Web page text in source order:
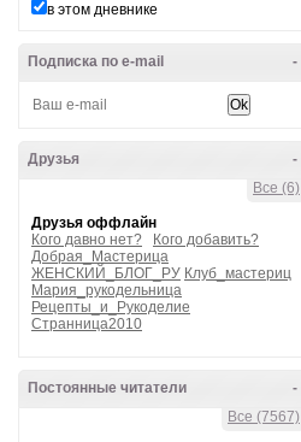
в этом дневнике
-
Подписка по e-mail
-
Друзья
Все (6)
Друзья оффлайн
Кого давно нет?
Кого добавить?
Добрая_Мастерица
ЖЕНСКИЙ_БЛОГ_РУ Клуб_мастериц
Мария_рукодельница
Рецепты_и_Рукоделие
Странница2010
-
Постоянные читатели
Все (7567)